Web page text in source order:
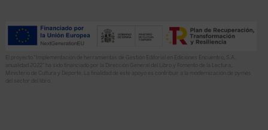
El proyecto “Implementación de herramientas de Gestión Editorial en Ediciones Encuentro, S.A.
anualidad 2022” ha sido financiado por la Dirección General del Libro y Fomento de la Lectura,
Ministerio de Cultura y Deporte. La finalidad de este apoyo es contribuir a la modernización de pymes
del sector del libro.